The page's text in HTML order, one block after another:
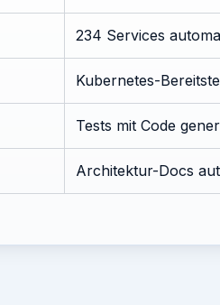
234 Services
Kubernetes-
Tests mit Code
Architektur-Docs